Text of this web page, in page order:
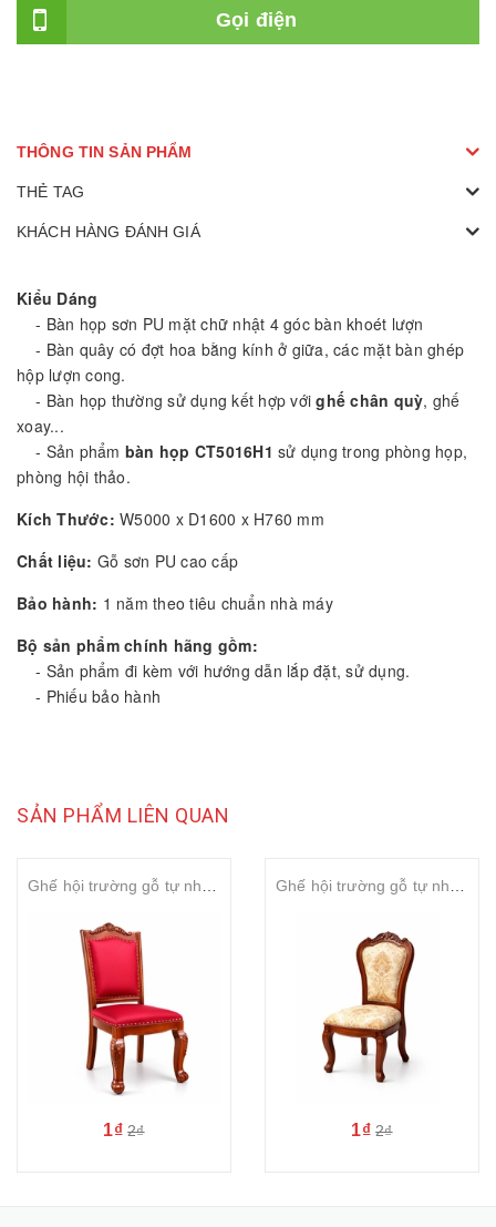
Gọi điện
THÔNG TIN SẢN PHẨM
THẺ TAG
KHÁCH HÀNG ĐÁNH GIÁ
Kiểu Dáng
- Bàn họp sơn PU mặt chữ nhật 4 góc bàn khoét lượn
- Bàn quây có đợt hoa bằng kính ở giữa, các mặt bàn ghép
hộp lượn cong.
- Bàn họp thường sử dụng kết hợp vớighế chân quỳ, ghế
xoay...
- Sản phẩm bàn họp CT5016H1 sử dụng trong phòng họp,
phòng hội thảo.
Kích Thước: W5000 x D1600 x H760 mm
Chất liệu: Gỗ sơn PU cao cấp
Bảo hành: 1 năm theo tiêu chuẩn nhà máy
Bộ sản phẩm chính hãng gồm:
- Sản phẩm đi kèm với hướng dẫn lắp đặt, sử dụng.
- Phiếu bảo hành
SẢN PHẨM LIÊN QUAN
1₫ 2₫ 1₫ 2₫